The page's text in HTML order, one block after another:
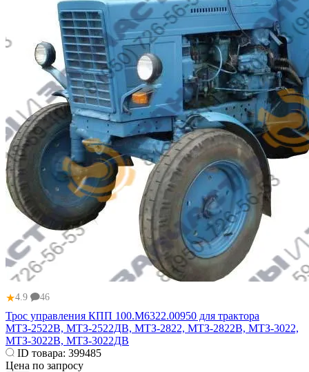
★4.9 46
Трос управления КПП 100.М6322.00950 для трактора
МТЗ-2522В, МТЗ-2522ДВ, МТЗ-2822, МТЗ-2822В, МТЗ-3022,
МТЗ-3022В, МТЗ-3022ДВ
ID товара: 399485
Цена по запросу